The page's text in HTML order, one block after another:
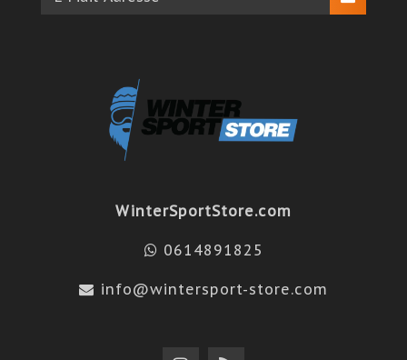
WinterSportStore.com
0614891825
info@wintersport-store.com